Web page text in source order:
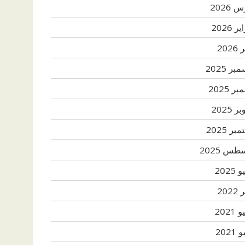
2025
2025
2025
2025